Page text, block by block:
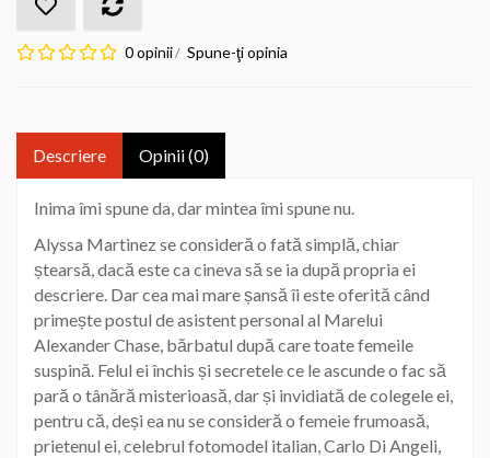
0 opinii/ Spune-ţi opinia
Descriere Opinii (0)
Inima îmi spune da, dar mintea îmi spune nu.
Alyssa Martinez se consideră o fată simplă, chiar
ștearsă, dacă este ca cineva să se ia după propria ei
descriere. Dar cea mai mare șansă îi este oferită când
primește postul de asistent personal al Marelui
Alexander Chase, bărbatul după care toate femeile
suspină. Felul ei închis și secretele ce le ascunde o fac să
pară o tânără misterioasă, dar și invidiată de colegele ei,
pentru că, deși ea nu se consideră o femeie frumoasă,
prietenul ei, celebrul fotomodel italian, Carlo Di Angeli,